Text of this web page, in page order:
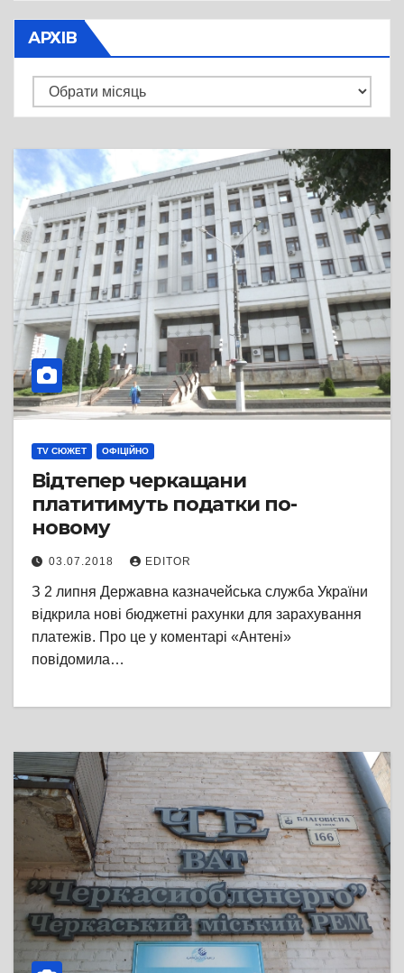
АРХІВ
Архів
TV СЮЖЕТ ОФІЦІЙНО
Відтепер черкащани
платитимуть податки по-
новому
03.07.2018 EDITOR
З 2 липня Державна казначейська служба України
відкрила нові бюджетні рахунки для зарахування
платежів. Про це у коментарі «Антені»
повідомила…